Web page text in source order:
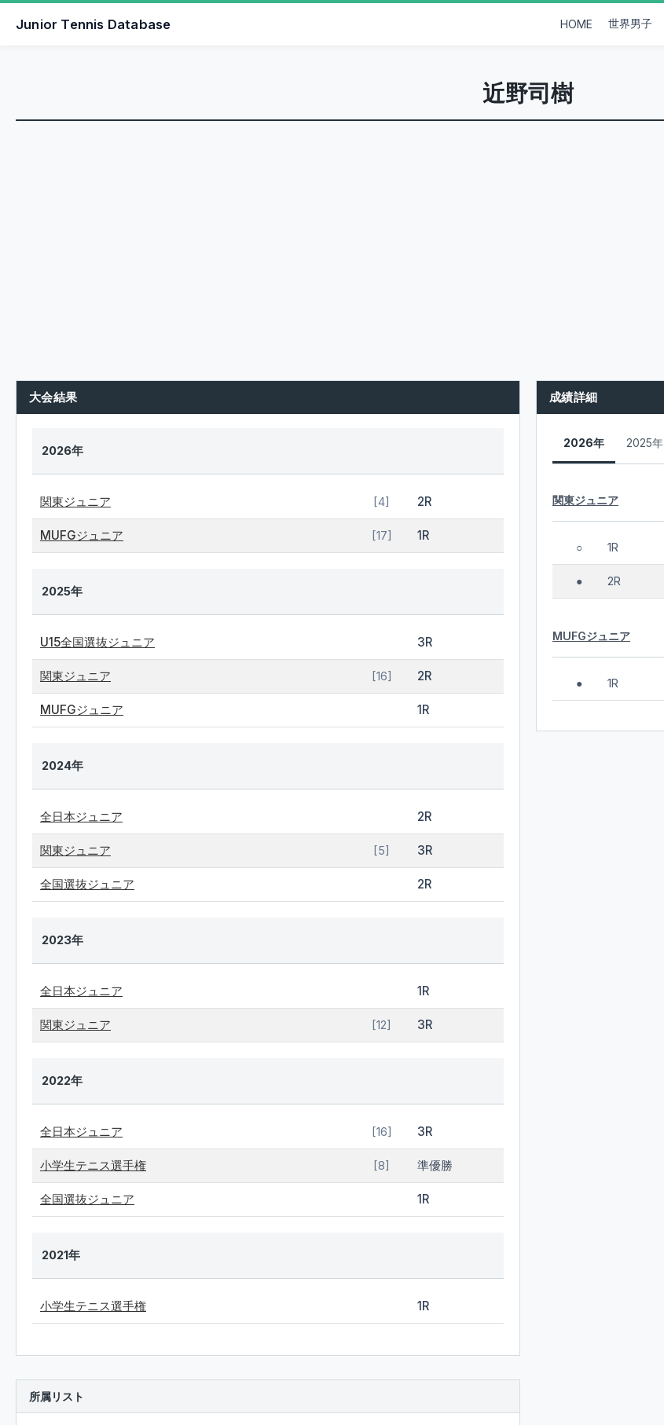
Junior Tennis Database HOME 世界男子
近野司樹
大会結果
2026年
関東ジュニア [4] 2R
MUFGジュニア [17] 1R
2025年
U15全国選抜ジュニア 3R
関東ジュニア [16] 2R
MUFGジュニア 1R
2024年
全日本ジュニア 2R
関東ジュニア [5] 3R
全国選抜ジュニア 2R
2023年
全日本ジュニア 1R
関東ジュニア [12] 3R
2022年
全日本ジュニア [16] 3R
小学生テニス選手権 [8] 準優勝
全国選抜ジュニア 1R
2021年
小学生テニス選手権 1R
所属リスト
成績詳細
2026年 2025年
関東ジュニア
○ 1R
● 2R
MUFGジュニア
● 1R